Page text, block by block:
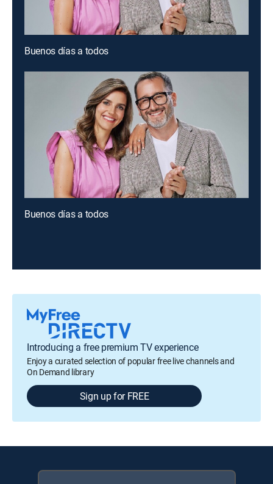
Buenos días a todos
Buenos días a todos
Introducing a free premium TV experience
Enjoy a curated selection of popular free live channels and
On Demand library
Sign up for FREE